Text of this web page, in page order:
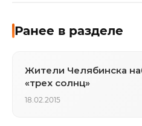
Ранее в разделе
Жители Челябинска
«трех солнц»
18.02.2015